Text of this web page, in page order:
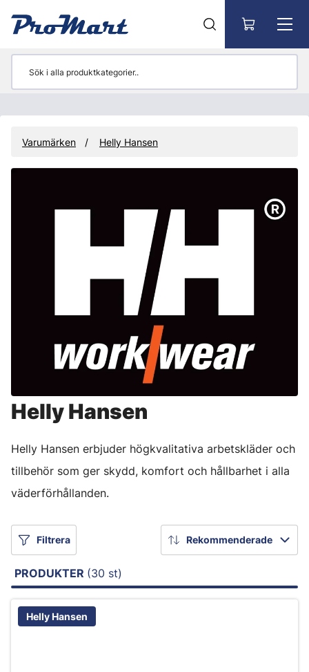
Varumärken Helly Hansen
Helly Hansen
Helly Hansen erbjuder högkvalitativa arbetskläder och
tillbehör som ger skydd, komfort och hållbarhet i alla
väderförhållanden.
Filtrera Rekommenderade
PRODUKTER (30 st)
Helly Hansen